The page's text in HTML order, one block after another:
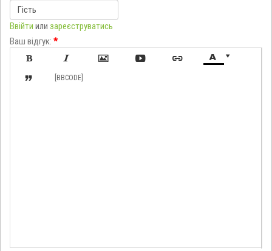
Ввійти или зареєструватись
Ваш відгук: *

     
 [BBCODE]